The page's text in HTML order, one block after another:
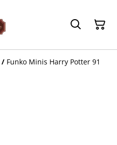
/ Funko Minis Harry Potter 91